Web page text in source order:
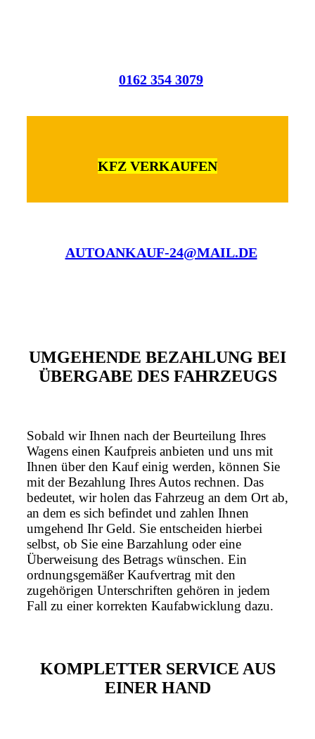
0162 354 3079
KFZ VERKAUFEN
AUTOANKAUF-24@MAIL.DE
UMGEHENDE BEZAHLUNG BEI
ÜBERGABE DES FAHRZEUGS
Sobald wir Ihnen nach der Beurteilung Ihres
Wagens einen Kaufpreis anbieten und uns mit
Ihnen über den Kauf einig werden, können Sie
mit der Bezahlung Ihres Autos rechnen. Das
bedeutet, wir holen das Fahrzeug an dem Ort ab,
an dem es sich befindet und zahlen Ihnen
umgehend Ihr Geld. Sie entscheiden hierbei
selbst, ob Sie eine Barzahlung oder eine
Überweisung des Betrags wünschen. Ein
ordnungsgemäßer Kaufvertrag mit den
zugehörigen Unterschriften gehören in jedem
Fall zu einer korrekten Kaufabwicklung dazu.
KOMPLETTER SERVICE AUS
EINER HAND